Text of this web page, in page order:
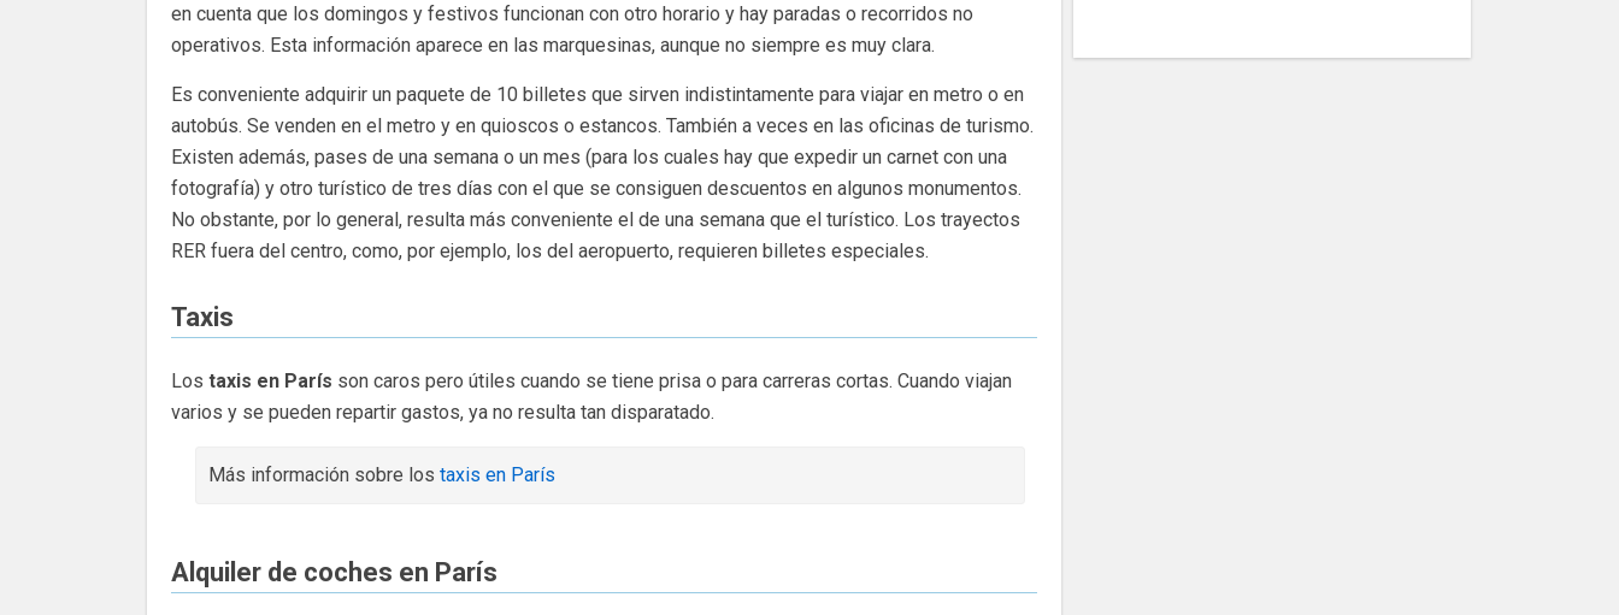
en cuenta que los domingos y festivos funcionan con otro horario y hay paradas o recorridos no
operativos. Esta información aparece en las marquesinas, aunque no siempre es muy clara.
Es conveniente adquirir un paquete de 10 billetes que sirven indistintamente para viajar en metro o en
autobús. Se venden en el metro y en quioscos o estancos. También a veces en las oficinas de turismo.
Existen además, pases de una semana o un mes (para los cuales hay que expedir un carnet con una
fotografía) y otro turístico de tres días con el que se consiguen descuentos en algunos monumentos.
No obstante, por lo general, resulta más conveniente el de una semana que el turístico. Los trayectos
RER fuera del centro, como, por ejemplo, los del aeropuerto, requieren billetes especiales.
Taxis
Los taxis en París son caros pero útiles cuando se tiene prisa o para carreras cortas. Cuando viajan
varios y se pueden repartir gastos, ya no resulta tan disparatado.
Más información sobre los taxis en París
Alquiler de coches en París